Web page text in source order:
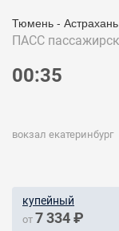
Тюмень - Астрахань
ПАСС
00:35
вокзал екатеринбург
купейный
от 7 334 ₽